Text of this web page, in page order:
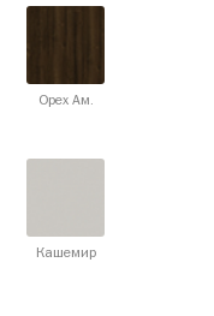
Орех Ам.
Кашемир